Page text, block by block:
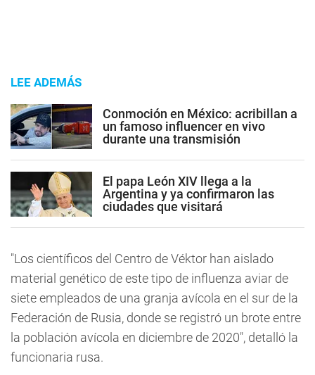
LEE ADEMÁS
Conmoción en México: acribillan a
un famoso influencer en vivo
durante una transmisión
El papa León XIV llega a la
Argentina y ya confirmaron las
ciudades que visitará
"Los científicos del Centro de Véktor han aislado
material genético de este tipo de influenza aviar de
siete empleados de una granja avícola en el sur de la
Federación de Rusia, donde se registró un brote entre
la población avícola en diciembre de 2020", detalló la
funcionaria rusa.